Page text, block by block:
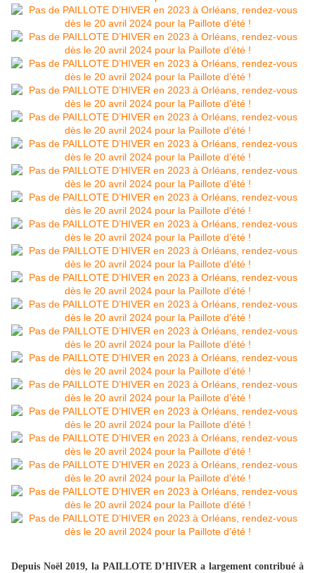
Depuis Noël 2019, la PAILLOTE D’HIVER a largement contribué à